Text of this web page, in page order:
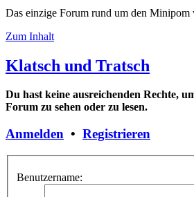
Das einzige Forum rund um den Minipom
Zum Inhalt
Klatsch und Tratsch
Du hast keine ausreichenden Rechte,
Forum zu sehen oder zu lesen.
Anmelden • Registrieren
Benutzername: